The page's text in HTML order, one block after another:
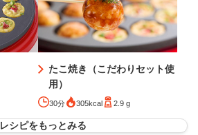
たこ焼き（こだわりセット使
用）
30分 305kcal 2.9 g
レシピをもっとみる